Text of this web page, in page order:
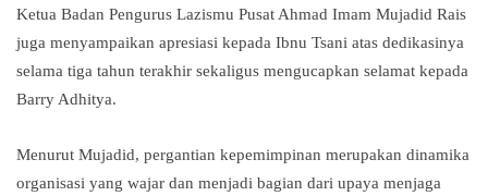
Ketua Badan Pengurus Lazismu Pusat Ahmad Imam Mujadid Rais
juga menyampaikan apresiasi kepada Ibnu Tsani atas dedikasinya
selama tiga tahun terakhir sekaligus mengucapkan selamat kepada
Barry Adhitya.
Menurut Mujadid, pergantian kepemimpinan merupakan dinamika
organisasi yang wajar dan menjadi bagian dari upaya menjaga